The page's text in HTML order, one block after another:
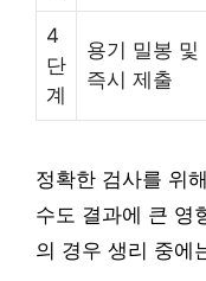
4
단
계
용기 밀봉 및
즉시 제출
정확한 검사를 위
수도 결과에 큰 영
의 경우 생리 중에